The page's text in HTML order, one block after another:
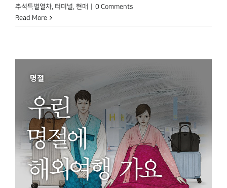
추석특별열차, 터미널, 현매
0 Comments
Read More